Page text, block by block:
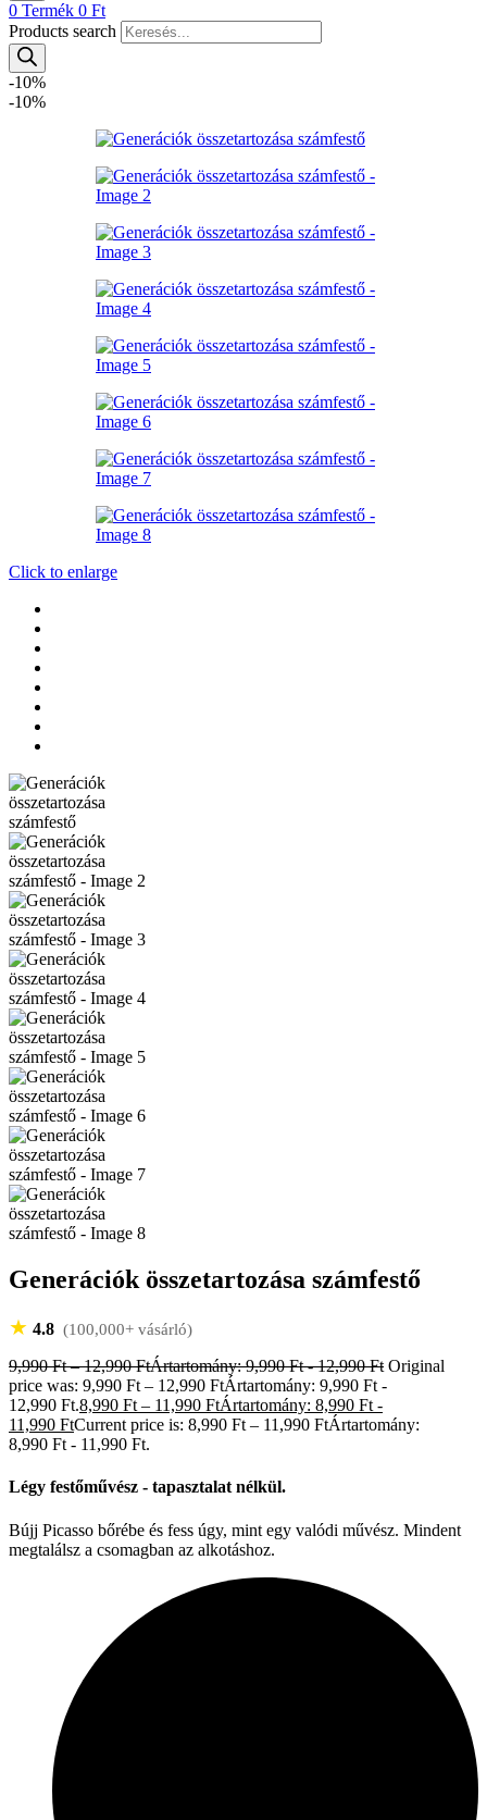
0 Termék 0 Ft
Products search
-10%
-10%
Click to enlarge
Generációk összetartozása számfestő
★ 4.8 (100,000+ vásárló)
9,990Ft – 12,990FtÁrtartomány: 9,990 Ft - 12,990 Ft Original
price was: 9,990 Ft – 12,990 FtÁrtartomány: 9,990 Ft -
12,990 Ft.8,990 Ft – 11,990 FtÁrtartomány: 8,990 Ft -
11,990 FtCurrent price is: 8,990 Ft – 11,990 FtÁrtartomány:
8,990 Ft - 11,990 Ft.
Légy festőművész - tapasztalat nélkül.
Bújj Picasso bőrébe és fess úgy, mint egy valódi művész. Mindent
megtalálsz a csomagban az alkotáshoz.